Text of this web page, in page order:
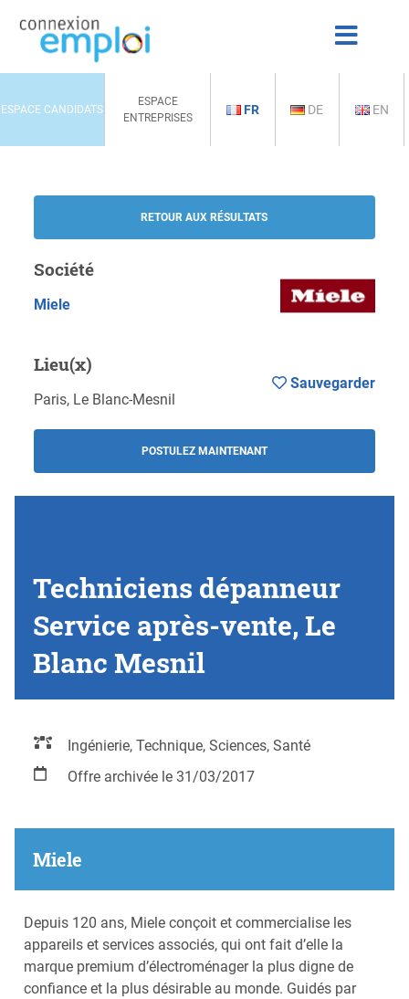
ESPACE CANDIDATS
ESPACE
ENTREPRISES
FR DE EN
RETOUR AUX RÉSULTATS
Société
Miele
Lieu(x)
Paris, Le Blanc-Mesnil
POSTULEZ MAINTENANT
Sauvegarder
Techniciens dépanneur
Service après-vente, Le
Blanc Mesnil
Ingénierie, Technique, Sciences, Santé
Offre archivée le 31/03/2017
Miele
Depuis 120 ans, Miele conçoit et commercialise les
appareils et services associés, qui ont fait d’elle la
marque premium d’électroménager la plus digne de
confiance et la plus désirable au monde. Guidés par